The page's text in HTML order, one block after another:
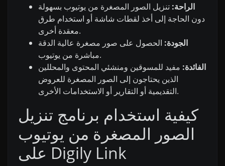
الراحة: تنزيل الصور المصغرة من يوتيوب بسهولة
دون الحاجة إلى أخذ لقطات شاشة أو استخدام طرق
معقدة أخرى.
الجودة: الحصول على صور مصغرة عالية الدقة
مباشرة من يوتيوب.
الفائدة: مفيد للمسوقين ومنشئي المحتوى والمحللين
الذين يحتاجون إلى الصور المصغرة للعروض
التقديمية أو التقارير أو الاستخدامات الأخرى.
كيفية استخدام برنامج تنزيل
الصور المصغرة من يوتيوب
على Digily Link